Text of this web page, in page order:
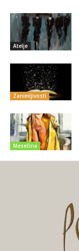
Atelje
Zanimljivosti
Mesečina